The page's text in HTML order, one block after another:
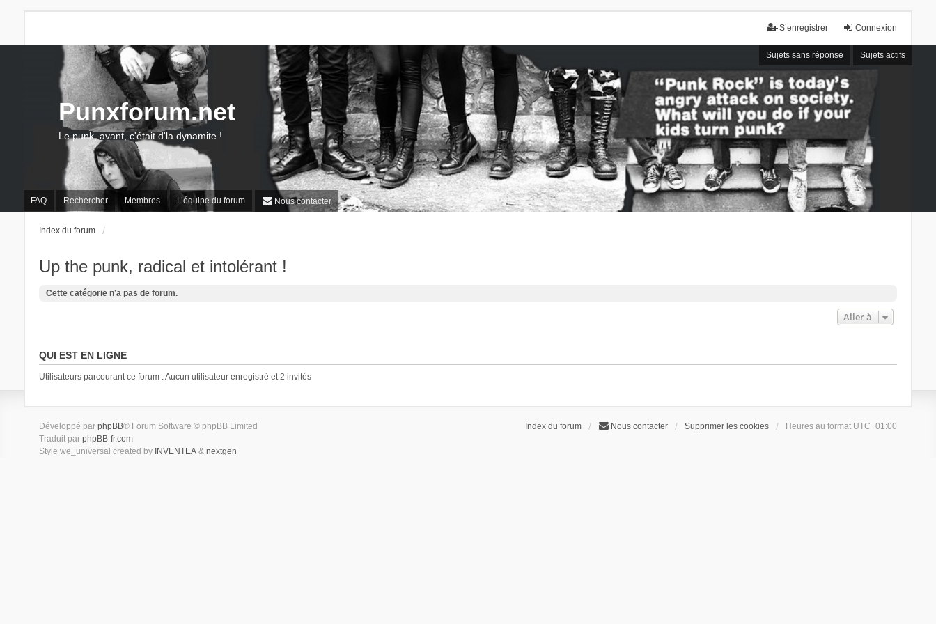
Connexion
S’enregistrer
Sujets sans réponse Sujets actifs
FAQ Rechercher Membres L’équipe du forum Nous contacter
Punxforum.net
Le punk, avant, c'était d'la dynamite !
Index du forum
Up the punk, radical et intolérant !
Cette catégorie n’a pas de forum.
Aller à
QUI EST EN LIGNE
Utilisateurs parcourant ce forum : Aucun utilisateur enregistré et 2 invités
Index du forum Nous contacter Supprimer les cookies Heures au format UTC+01:00
Développé par phpBB® Forum Software © phpBB Limited
Traduit par phpBB-fr.com
Style we_universal created by INVENTEA& nextgen